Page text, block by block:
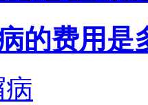
的费用是